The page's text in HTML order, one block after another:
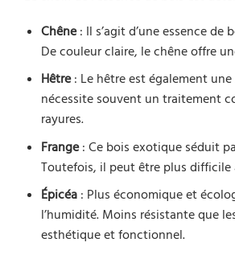
Chêne: Il s’agit d’une essence
De couleur claire, le chêne offre
Hêtre: Le hêtre est également
nécessite souvent un traitement
rayures.
Frange: Ce bois exotique séduit
Toutefois, il peut être plus difficile
Épicéa: Plus économique et
l’humidité. Moins résistante que
esthétique et fonctionnel.